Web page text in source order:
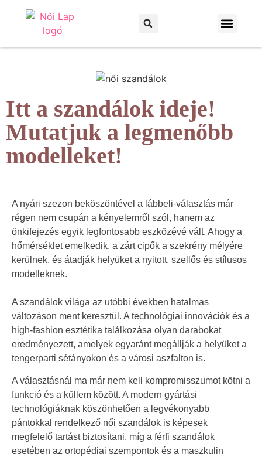
Itt a szandálok ideje!
Mutatjuk a legmenőbb
modelleket!
A nyári szezon beköszöntével a lábbeli-választás már
régen nem csupán a kényelemről szól, hanem az
önkifejezés egyik legfontosabb eszközévé vált. Ahogy a
hőmérséklet emelkedik, a zárt cipők a szekrény mélyére
kerülnek, és átadják helyüket a nyitott, szellős és stílusos
modelleknek.
A szandálok világa az utóbbi években hatalmas
változáson ment keresztül. A technológiai innovációk és a
high-fashion esztétika találkozása olyan darabokat
eredményezett, amelyek egyaránt megállják a helyüket a
tengerparti sétányokon és a városi aszfalton is.
A választásnál ma már nem kell kompromisszumot kötni a
funkció és a küllem között. A modern gyártási
technológiáknak köszönhetően a legvékonyabb
pántokkal rendelkező női szandálok is képesek
megfelelő tartást biztosítani, míg a férfi szandálok
esetében az ortopédiai szempontok és a maszkulin